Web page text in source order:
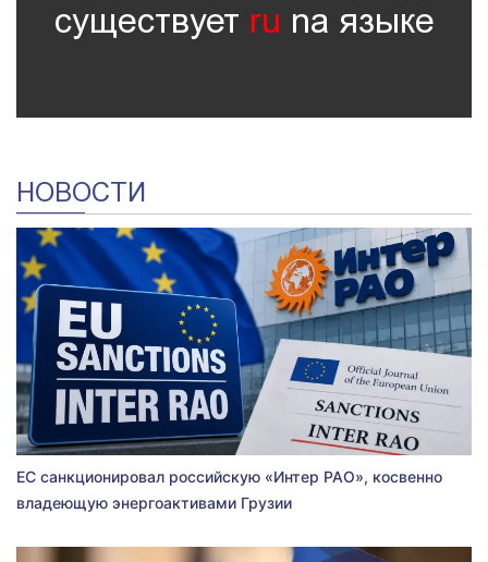
существует ru nа языке
НОВОСТИ
ЕС санкционировал российскую «Интер РАО», косвенно
владеющую энергоактивами Грузии